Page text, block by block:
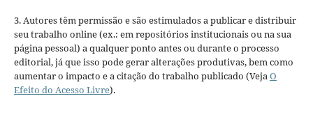
3. Autores têm permissão e são estimulados a publicar e distribuir
seu trabalho online (ex.: em repositórios institucionais ou na sua
página pessoal) a qualquer ponto antes ou durante o processo
editorial, já que isso pode gerar alterações produtivas, bem como
aumentar o impacto e a citação do trabalho publicado (VejaO
Efeito do Acesso Livre).